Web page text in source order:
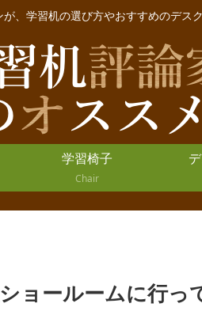
、学習机の選び方やおすすめのデス
学習椅子
Chair
ョールームに行っ